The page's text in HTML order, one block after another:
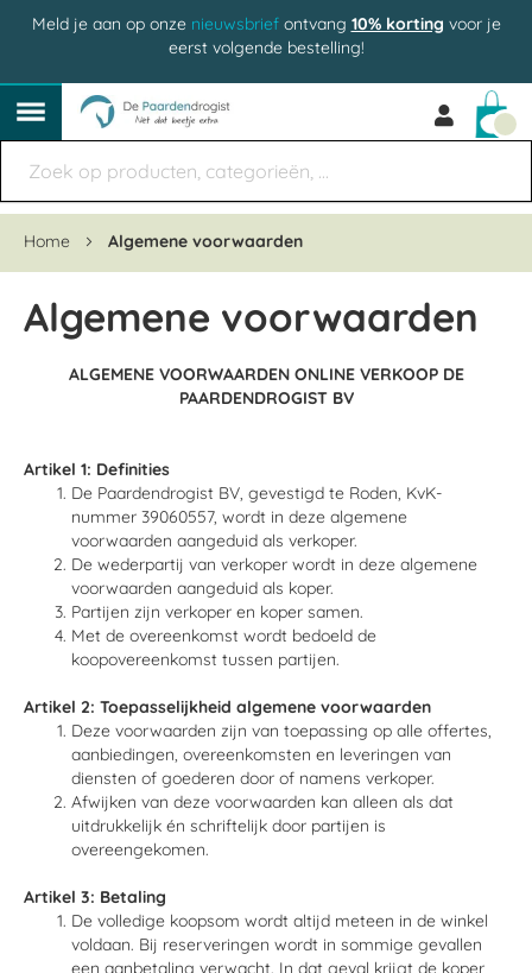
Meld je aan op onze nieuwsbriefontvang 10% korting voor je
eerst volgende bestelling!
Home Algemene voorwaarden
Algemene voorwaarden
ALGEMENE VOORWAARDEN ONLINE VERKOOP DE
PAARDENDROGIST BV
Artikel 1: Definities
De Paardendrogist BV, gevestigd te Roden, KvK-
nummer 39060557, wordt in deze algemene
voorwaarden aangeduid als verkoper.
De wederpartij van verkoper wordt in deze algemene
voorwaarden aangeduid als koper.
Partijen zijn verkoper en koper samen.
Met de overeenkomst wordt bedoeld de
koopovereenkomst tussen partijen.
Artikel 2: Toepasselijkheid algemene voorwaarden
Deze voorwaarden zijn van toepassing op alle offertes,
aanbiedingen, overeenkomsten en leveringen van
diensten of goederen door of namens verkoper.
Afwijken van deze voorwaarden kan alleen als dat
uitdrukkelijk én schriftelijk door partijen is
overeengekomen.
Artikel 3: Betaling
De volledige koopsom wordt altijd meteen in de winkel
voldaan. Bij reserveringen wordt in sommige gevallen
een aanbetaling verwacht. In dat geval krijgt de koper